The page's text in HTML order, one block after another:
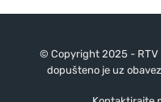
© Copyright 2025 - RTV
dopušteno je uz